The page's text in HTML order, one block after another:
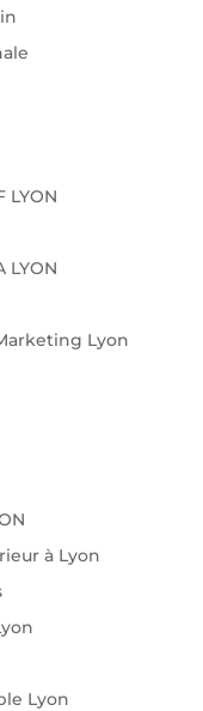
LYON
LYON
Lyon
à Lyon
Lyon